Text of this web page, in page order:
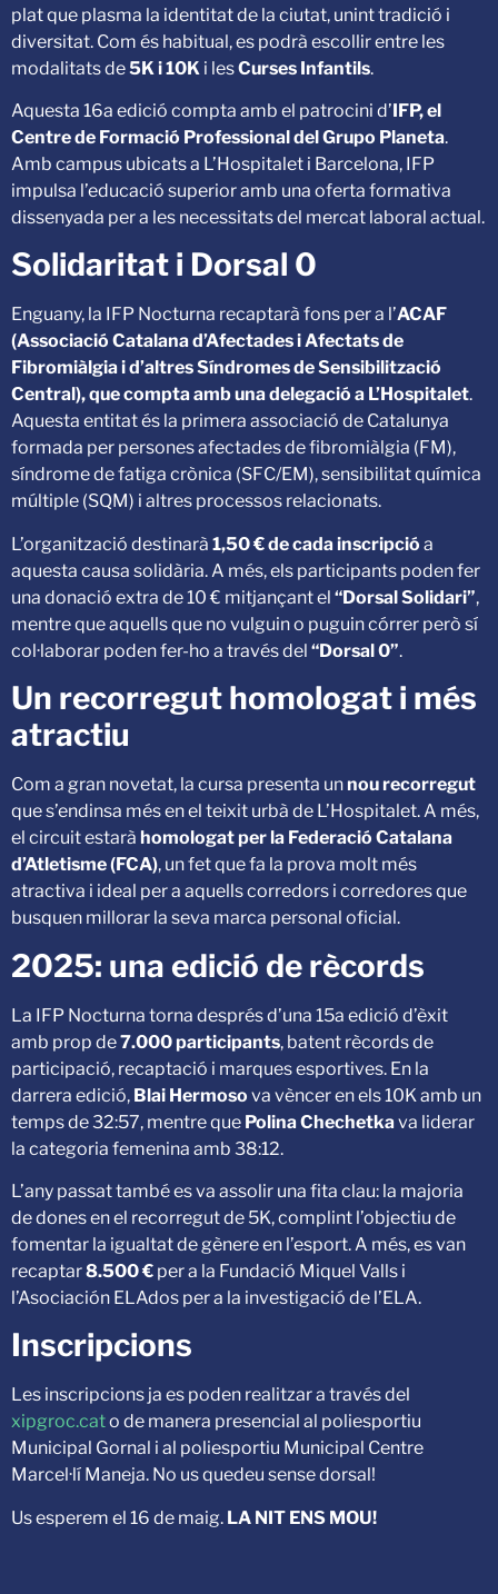
plat que plasma la identitat de la ciutat, unint tradició i
diversitat. Com és habitual, es podrà escollir entre les
modalitats de5K i 10K i lesCurses Infantils.
Aquesta 16a edició compta amb el patrocini d’IFP, el
Centre de Formació Professional del Grupo Planeta.
Amb campus ubicats a L’Hospitalet i Barcelona, IFP
impulsa l’educació superior amb una oferta formativa
dissenyada per a les necessitats del mercat laboral actual.
Solidaritat i Dorsal 0
Enguany, la IFP Nocturna recaptarà fons per a l’ACAF
(Associació Catalana d’Afectades i Afectats de
Fibromiàlgia i d’altres Síndromes de Sensibilització
Central),que compta amb una delegació a L’Hospitalet.
Aquesta entitat és la primera associació de Catalunya
formada per persones afectades de fibromiàlgia (FM),
síndrome de fatiga crònica (SFC/EM), sensibilitat química
múltiple (SQM) i altres processos relacionats.
L’organització destinarà 1,50 € de cada inscripció a
aquesta causa solidària. A més, els participants poden fer
una donació extra de 10 € mitjançant el “Dorsal Solidari”,
mentre que aquells que no vulguin o puguin córrer però sí
col·laborar poden fer-ho a través del “Dorsal 0”.
Un recorregut homologat i més
atractiu
Com a gran novetat, la cursa presenta unnou recorregut
que s’endinsa més en el teixit urbà de L’Hospitalet. A més,
el circuit estarà homologat per la Federació Catalana
d’Atletisme (FCA), un fet que fa la prova molt més
atractiva i ideal per a aquells corredors i corredores que
busquen millorar la seva marca personal oficial.
2025: una edició de rècords
La IFP Nocturna torna després d’una 15a edició d’èxit
amb prop de7.000 participants, batent rècords de
participació, recaptació i marques esportives. En la
darrera edició, Blai Hermoso va vèncer en els 10K amb un
temps de 32:57, mentre que Polina Chechetkava liderar
la categoria femenina amb 38:12.
L’any passat també es va assolir una fita clau: la majoria
de dones en el recorregut de 5K, complint l’objectiu de
fomentar la igualtat de gènere en l’esport. A més, es van
recaptar8.500 € per a la Fundació Miquel Valls i
l’Asociación ELAdos per a la investigació de l’ELA.
Inscripcions
Les inscripcions ja es poden realitzar a través del
xipgroc.cato de manera presencial al poliesportiu
Municipal Gornal i al poliesportiu Municipal Centre
Marcel·lí Maneja. No us quedeu sense dorsal!
Us esperem el 16 de maig. LA NIT ENS MOU!